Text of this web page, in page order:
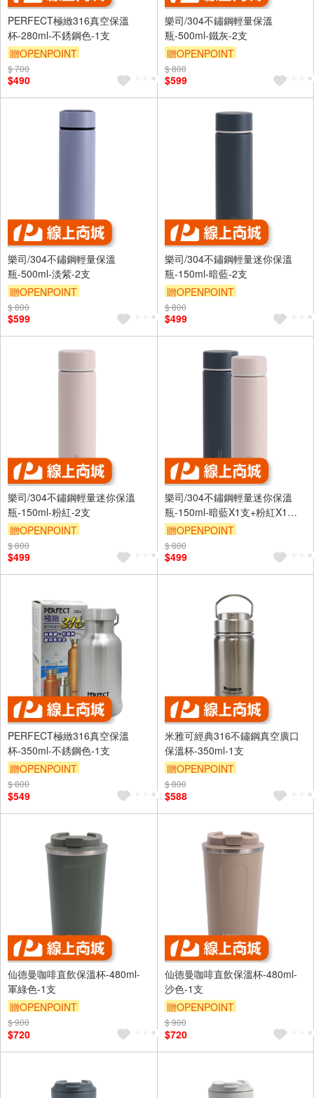
PERFECT極緻316真空保溫
杯-280ml-不銹鋼色-1支
贈OPENPOINT
$ 700
$490
樂司/304不鏽鋼輕量保溫
瓶-500ml-鐵灰-2支
贈OPENPOINT
$ 800
$599
樂司/304不鏽鋼輕量保溫
瓶-500ml-淡紫-2支
贈OPENPOINT
$ 800
$599
樂司/304不鏽鋼輕量迷你保溫
瓶-150ml-暗藍-2支
贈OPENPOINT
$ 800
$499
樂司/304不鏽鋼輕量迷你保溫
瓶-150ml-粉紅-2支
贈OPENPOINT
$ 800
$499
樂司/304不鏽鋼輕量迷你保溫
瓶-150ml-暗藍X1支+粉紅X1支-1
組
贈OPENPOINT
$ 800
$499
PERFECT極緻316真空保溫
杯-350ml-不銹鋼色-1支
贈OPENPOINT
$ 800
$549
米雅可經典316不鏽鋼真空廣口
保溫杯-350ml-1支
贈OPENPOINT
$ 800
$588
仙德曼咖啡直飲保溫杯-480ml-
軍綠色-1支
贈OPENPOINT
$ 900
$720
仙德曼咖啡直飲保溫杯-480ml-
沙色-1支
贈OPENPOINT
$ 900
$720